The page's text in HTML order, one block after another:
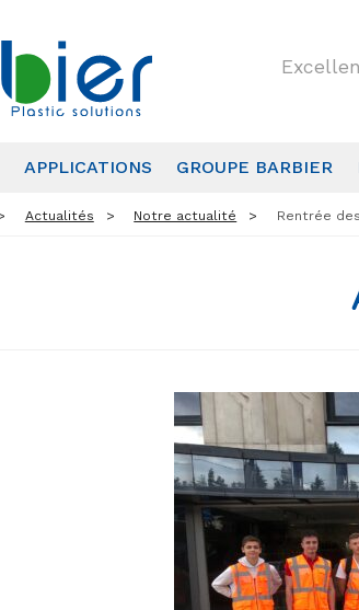
APPLICATIONS GROUPE BARBIER
Actualités Notre actualité Rentrée